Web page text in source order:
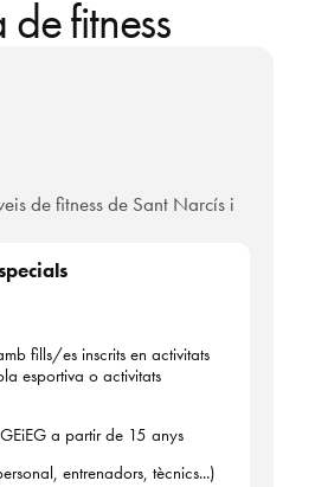
de fitness
de fitness de Sant Narcís i
fills/es inscrits en activitats
esportiva o activitats
a partir de 15 anys
entrenadors, tècnics...)